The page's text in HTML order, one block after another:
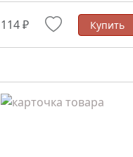
114 ₽ Купить